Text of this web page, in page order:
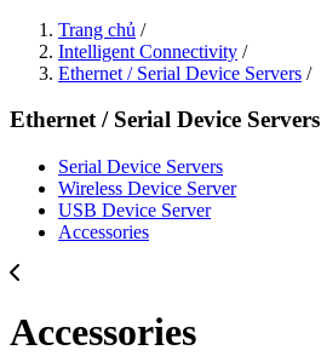
Trang chủ /
Intelligent Connectivity /
Ethernet / Serial Device Servers /
Ethernet / Serial Device Servers
Serial Device Servers
Wireless Device Server
USB Device Server
Accessories
Accessories